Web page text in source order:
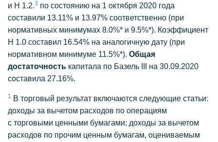
и Н 1.2.3 по состоянию на 1 октября 2020 года
составили 13.11% и 13.97% соответственно (при
нормативных минимумах 8.0%* и 9.5%*). Коэффициент
Н 1.0 составил 16.54% на аналогичную дату (при
нормативном минимуме 11.5%*). Общая
достаточность капитала по Базель III на 30.09.2020
составила 27.16%.
1 В торговый результат включаются следующие статьи:
доходы за вычетом расходов по операциям
с торговыми ценными бумагами; доходы за вычетом
расходов по прочим ценным бумагам, оцениваемым